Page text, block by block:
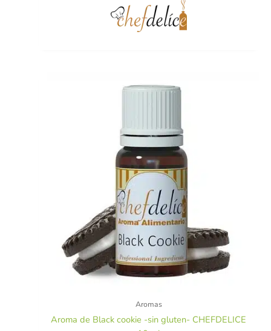
Aromas
Aroma de Black cookie -sin gluten- CHEFDELICE